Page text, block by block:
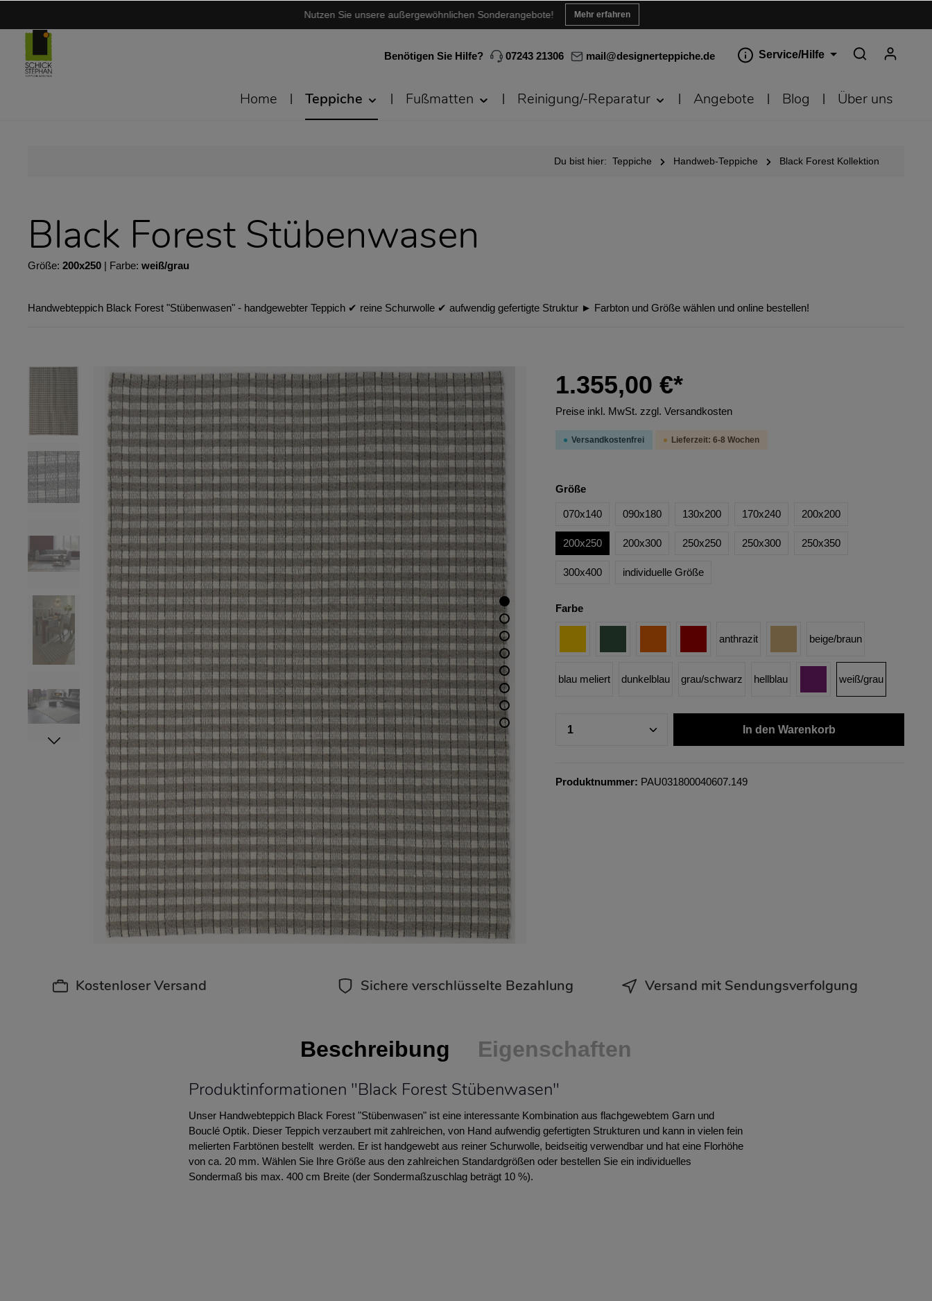
Nutzen Sie unsere außergewöhnlichen Sonderangebote! Mehr erfahren
Benötigen Sie Hilfe? 07243 21306 mail@designerteppiche.de Service/Hilfe
Home Teppiche Fußmatten Reinigung/-Reparatur Angebote Blog Über uns
Du bist hier: Teppiche Handweb-Teppiche Black Forest Kollektion
Black Forest Stübenwasen
Größe: 200x250 | Farbe: weiß/grau
Handwebteppich Black Forest "Stübenwasen" - handgewebter Teppich ✔︎ reine Schurwolle ✔︎ aufwendig gefertigte Struktur ► Farbton und Größe wählen und online bestellen!
1.355,00 €*
Preise inkl. MwSt. zzgl. Versandkosten
Versandkostenfrei Lieferzeit: 6-8 Wochen
Größe
070x140 090x180 130x200 170x240 200x200
200x250 200x300 250x250 250x300 250x350
300x400 individuelle Größe
Farbe
anthrazit beige/braun
blau meliert dunkelblau grau/schwarz hellblau weiß/grau
In den Warenkorb
Produktnummer: PAU031800040607.149
Kostenloser Versand Sichere verschlüsselte Bezahlung Versand mit Sendungsverfolgung
Beschreibung Eigenschaften
Produktinformationen "Black Forest Stübenwasen"
Unser Handwebteppich Black Forest "Stübenwasen" ist eine interessante Kombination aus flachgewebtem Garn und
Bouclé Optik. Dieser Teppich verzaubert mit zahlreichen, von Hand aufwendig gefertigten Strukturen und kann in vielen fein
melierten Farbtönen bestellt werden. Er ist handgewebt aus reiner Schurwolle, beidseitig verwendbar und hat eine Florhöhe
von ca. 20 mm. Wählen Sie Ihre Größe aus den zahlreichen Standardgrößen oder bestellen Sie ein individuelles
Sondermaß bis max. 400 cm Breite (der Sondermaßzuschlag beträgt 10 %).